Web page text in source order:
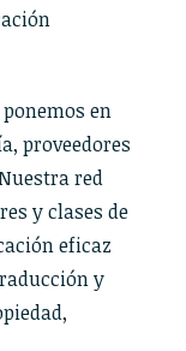
en
proveedores
red
y clases de
eficaz
y